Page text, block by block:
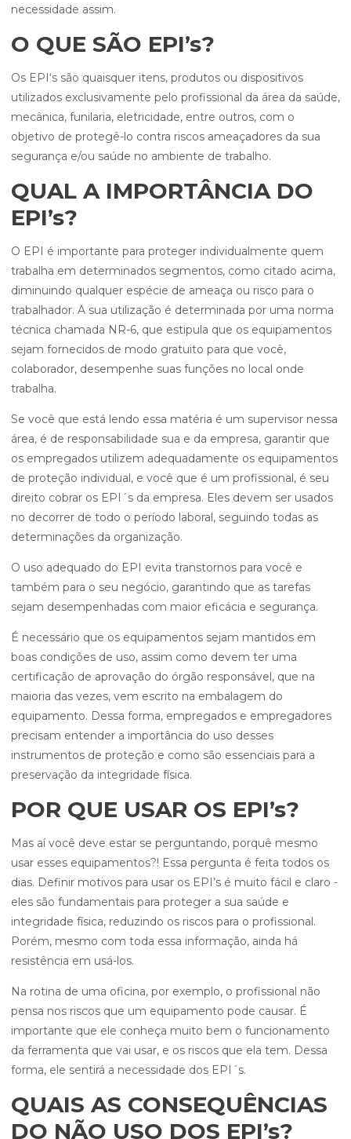
necessidade assim.
O QUE SÃO EPI’s?
Os EPI‘s são quaisquer itens, produtos ou dispositivos
utilizados exclusivamente pelo profissional da área da saúde,
mecânica, funilaria, eletricidade, entre outros, com o
objetivo de protegê-lo contra riscos ameaçadores da sua
segurança e/ou saúde no ambiente de trabalho.
QUAL A IMPORTÂNCIA DO
EPI’s?
O EPI é importante para proteger individualmente quem
trabalha em determinados segmentos, como citado acima,
diminuindo qualquer espécie de ameaça ou risco para o
trabalhador. A sua utilização é determinada por uma norma
técnica chamada NR-6, que estipula que os equipamentos
sejam fornecidos de modo gratuito para que você,
colaborador, desempenhe suas funções no local onde
trabalha.
Se você que está lendo essa matéria é um supervisor nessa
área, é de responsabilidade sua e da empresa, garantir que
os empregados utilizem adequadamente os equipamentos
de proteção individual, e você que é um profissional, é seu
direito cobrar os EPI´s da empresa. Eles devem ser usados
no decorrer de todo o período laboral, seguindo todas as
determinações da organização.
O uso adequado do EPI evita transtornos para você e
também para o seu negócio, garantindo que as tarefas
sejam desempenhadas com maior eficácia e segurança.
É necessário que os equipamentos sejam mantidos em
boas condições de uso, assim como devem ter uma
certificação de aprovação do órgão responsável, que na
maioria das vezes, vem escrito na embalagem do
equipamento. Dessa forma, empregados e empregadores
precisam entender a importância do uso desses
instrumentos de proteção e como são essenciais para a
preservação da integridade física.
POR QUE USAR OS EPI’s?
Mas aí você deve estar se perguntando, porquê mesmo
usar esses equipamentos?! Essa pergunta é feita todos os
dias. Definir motivos para usar os EPI’s é muito fácil e claro -
eles são fundamentais para proteger a sua saúde e
integridade física, reduzindo os riscos para o profissional.
Porém, mesmo com toda essa informação, ainda há
resistência em usá-los.
Na rotina de uma oficina, por exemplo, o profissional não
pensa nos riscos que um equipamento pode causar. É
importante que ele conheça muito bem o funcionamento
da ferramenta que vai usar, e os riscos que ela tem. Dessa
forma, ele sentirá a necessidade dos EPI´s.
QUAIS AS CONSEQUÊNCIAS
DO NÃO USO DOS EPI’s?